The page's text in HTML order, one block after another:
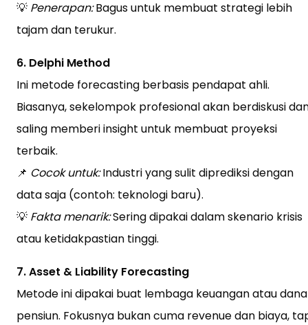
💡 Penerapan:Bagus untuk membuat strategi lebih
tajam dan terukur.
6. Delphi Method
Ini metode forecasting berbasis pendapat ahli.
Biasanya, sekelompok profesional akan berdiskusi
saling memberi insight untuk membuat proyeksi
terbaik.
📌 Cocok untuk:Industri yang sulit diprediksi dengan
data saja (contoh: teknologi baru).
💡 Fakta menarik:Sering dipakai dalam skenario krisis
atau ketidakpastian tinggi.
7. Asset & Liability Forecasting
Metode ini dipakai buat lembaga keuangan atau dana
pensiun. Fokusnya bukan cuma revenue dan biaya,